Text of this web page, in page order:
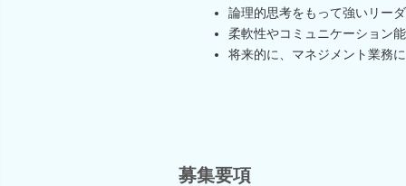
論理的思考をもって強いリー
柔軟性やコミュニケーション
将来的に、マネジメント業務
募集要項